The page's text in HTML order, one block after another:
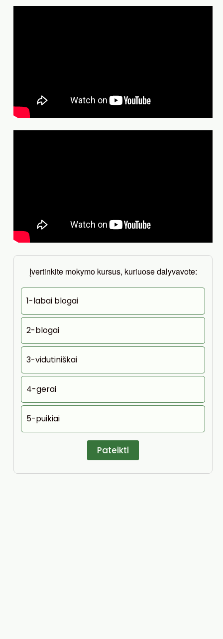
Įvertinkite mokymo kursus, kuriuose dalyvavote:
1-labai blogai
2-blogai
3-vidutiniškai
4-gerai
5-puikiai